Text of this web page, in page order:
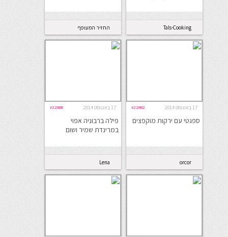
Tals-Cooking החזיר המעופף
17 באוגוסט 2014 #22882
ספגטי עם ירקות מוקפצים
orcor
17 באוגוסט 2014 #22888
פילה ברבוניה אפוי
במרינדת שמיר ושום
Lena